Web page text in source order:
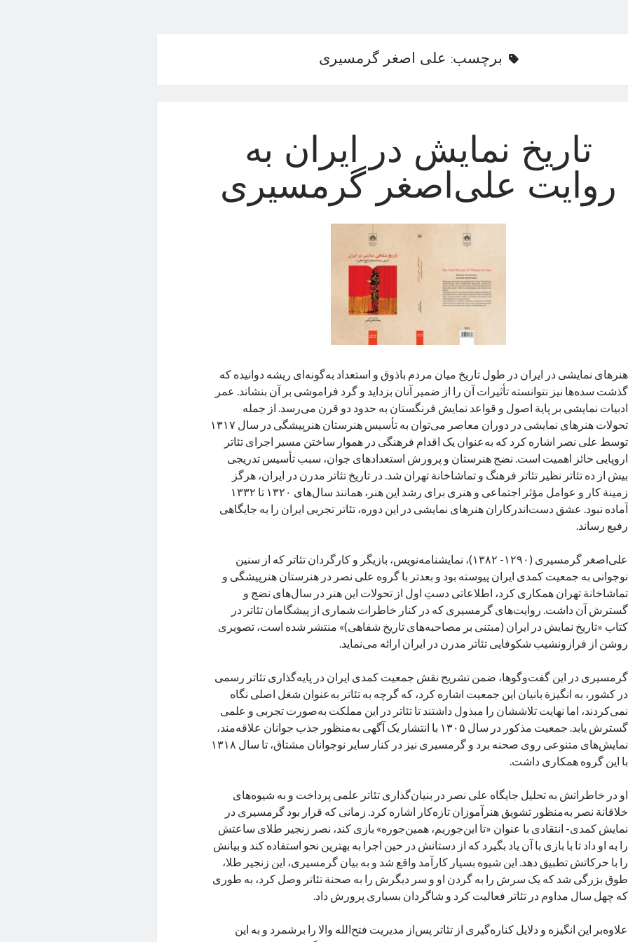
برچسب: علی اصغر گرمسیری
تاریخ نمایش در ایران به
روایت علی‌اصغر گرمسیری
هنرهای نمایشی در ایران در طول تاریخ میان مردم باذوق و استعداد به‌گونه‌ای ریشه دوانیده که
گذشت سده‌ها نیز نتوانسته تأثیرات آن را از ضمیر آنان بزداید و گرد فراموشی بر آن بنشاند. عمر
ادبیات نمایشی بر پایة اصول و قواعد نمایش فرنگستان به حدود دو قرن می‌رسد. از جمله
تحولات هنرهای نمایشی در دوران معاصر می‌توان به تأسیس هنرستان هنرپیشگی در سال ۱۳۱۷
توسط علی نصر اشاره کرد که به‌عنوان یک اقدام فرهنگی در هموار ساختن مسیر اجرای تئاتر
اروپایی حائز اهمیت است. نضج هنرستان و پرورش استعدادهای جوان، سبب تأسیس تدریجی
بیش از ده تئاتر نظیر تئاتر فرهنگ و تماشاخانة تهران شد. در تاریخ تئاتر مدرن در ایران، هرگز
زمینة کار و عوامل مؤثر اجتماعی و هنری برای رشد این هنر، همانند سال‌های ۱۳۲۰ تا ۱۳۳۲
آماده نبود. عشق دست‌اندرکاران هنرهای نمایشی در این دوره، تئاتر تجربی ایران را به جایگاهی
رفیع رساند.
علی‌اصغر گرمسیری (۱۲۹۰- ۱۳۸۲)، نمایشنامه‌نویس، بازیگر و کارگردان تئاتر که از سنین
نوجوانی به جمعیت کمدی ایران پیوسته بود و بعدتر با گروه علی نصر در هنرستان هنرپیشگی و
تماشاخانة تهران همکاری کرد،‌ اطلاعاتی دستِ اول از تحولات این هنر در سال‌های نضج و
گسترش آن داشت. روایت‌های گرمسیری که در کنار خاطرات شماری از پیشگامان تئاتر در
کتاب «تاریخ نمایش در ایران (مبتنی بر مصاحبه‌های تاریخ شفاهی)» منتشر شده است، تصویری
روشن از فرازونشیب شکوفایی تئاتر مدرن در ایران ارائه می‌نماید.
گرمسیری در این گفت‌وگوها، ضمن تشریح نقش جمعیت کمدی ایران در پایه‌گذاری تئاتر رسمی
در کشور، به انگیزة بانیان این جمعیت اشاره کرد، که گرچه به تئاتر به‌عنوان شغل اصلی نگاه
نمی‌کردند، اما نهایت تلاششان را مبذول داشتند تا تئاتر در این مملکت به‌صورت تجربی و علمی
گسترش یابد. جمعیت مذکور در سال ۱۳۰۵ با انتشار یک آگهی به‌منظور جذب جوانان علاقه‌مند،
نمایش‌های متنوعی روی صحنه برد و گرمسیری نیز در کنار سایر نوجوانان مشتاق، تا سال ۱۳۱۸
با این گروه همکاری داشت.
او در خاطراتش به تحلیل جایگاه علی نصر در بنیان‌گذاری تئاتر علمی پرداخت و به شیوه‌های
خلاقانة نصر به‌منظور تشویق هنرآموزان تازه‌کار اشاره کرد. زمانی که قرار بود گرمسیری در
نمایش کمدی- انتقادی با عنوان «تا این‌جوریم، همین‌جوره» بازی کند، نصر زنجیر طلای ساعتش
را به او داد تا با بازی با آن یاد بگیرد که از دستانش در حین اجرا به بهترین نحو استفاده کند و بیانش
را با حرکاتش تطبیق دهد. این شیوه بسیار کارآمد واقع شد و به بیان گرمسیری، این زنجیر طلا،
طوق بزرگی شد که یک سرش را به گردن او و سر دیگرش را به صحنة تئاتر وصل کرد، به طوری
که چهل سال مداوم در تئاتر فعالیت کرد و شاگردان بسیاری پرورش داد.
علاوه‌بر این انگیزه و دلایل کناره‌گیری از تئاتر پس‌از مدیریت فتح‌الله والا را برشمرد و به این